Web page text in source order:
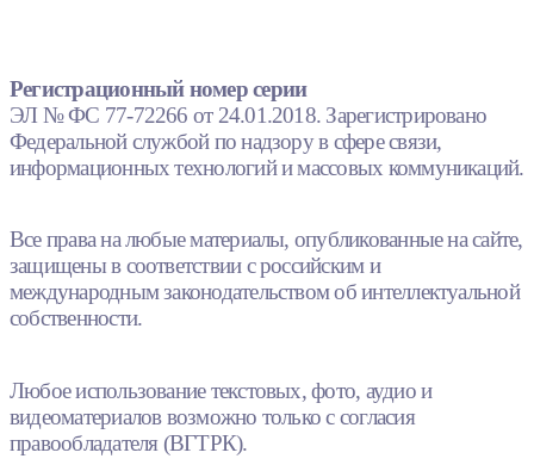
Регистрационный номер серии
ЭЛ № ФС 77-72266 от 24.01.2018. Зарегистрировано
Федеральной службой по надзору в сфере связи,
информационных технологий и массовых коммуникаций.
Все права на любые материалы, опубликованные на сайте,
защищены в соответствии с российским и
международным законодательством об интеллектуальной
собственности.
Любое использование текстовых, фото, аудио и
видеоматериалов возможно только с согласия
правообладателя (ВГТРК).